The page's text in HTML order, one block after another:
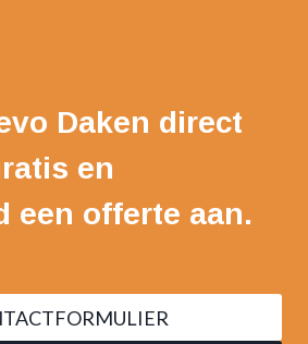
Daken direct
en
een offerte aan.